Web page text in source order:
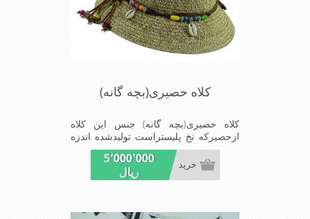
کلاه حصیری(بچه گانه)
کلاه حصیری(بچه گانه) جنس این کلاه
ازحصیرکه نخ پلیستراست تولیدشده اندزه
نقاب7سانتیمتراست سایزکلاه53است این
کلاه مخصوص دختربچه های شیک پوش
است سبک ودارای لبه های بلند برای جلو
5٬000٬000
ریال
خرید